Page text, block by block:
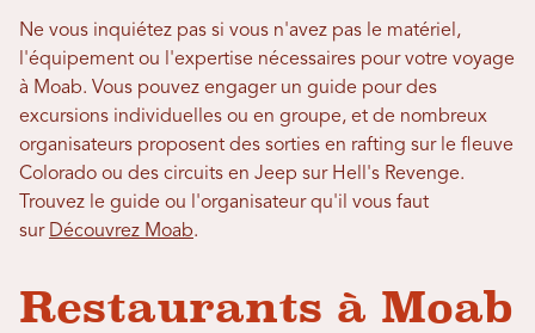
Ne vous inquiétez pas si vous n'avez pas le matériel,
l'équipement ou l'expertise nécessaires pour votre voyage
à Moab. Vous pouvez engager un guide pour des
excursions individuelles ou en groupe, et de nombreux
organisateurs proposent des sorties en rafting sur le fleuve
Colorado ou des circuits en Jeep sur Hell's Revenge.
Trouvez le guide ou l'organisateur qu'il vous faut
sur Découvrez Moab.
Restaurants à Moab